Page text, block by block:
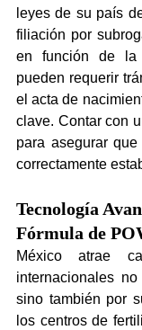
leyes de su país
filiación por
en función de la
pueden requerir
el acta de
clave. Contar con
para asegurar
correctamente
Tecnología
Fórmula de
México atrae
internacionales
sino también por
los centros de